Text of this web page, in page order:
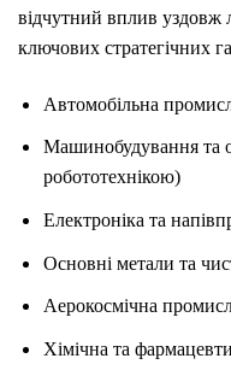
відчутний вплив уздовж
ключових стратегічних
Автомобільна
Машинобудування та
робототехнікою)
Електроніка та
Основні метали та
Аерокосмічна
Хімічна та